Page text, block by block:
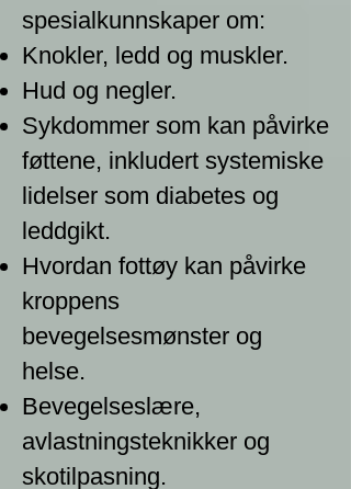
spesialkunnskaper om:
Knokler, ledd og muskler.
Hud og negler.
Sykdommer som kan påvirke
føttene, inkludert systemiske
lidelser som diabetes og
leddgikt.
Hvordan fottøy kan påvirke
kroppens
bevegelsesmønster og
helse.
Bevegelseslære,
avlastningsteknikker og
skotilpasning.